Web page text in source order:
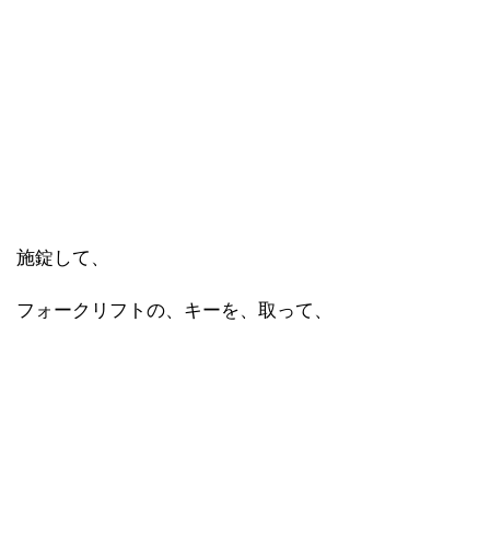
施錠して、
フォークリフトの、キーを、取って、